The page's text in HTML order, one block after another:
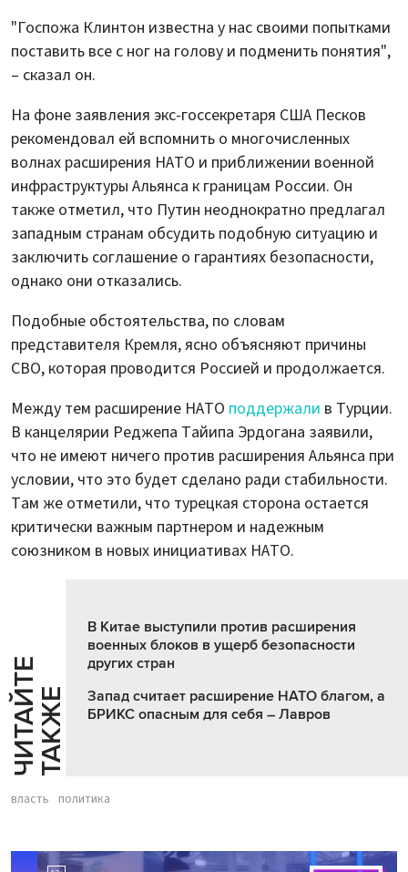
"Госпожа Клинтон известна у нас своими попытками
поставить все с ног на голову и подменить понятия",
– сказал он.
На фоне заявления экс-госсекретаря США Песков
рекомендовал ей вспомнить о многочисленных
волнах расширения НАТО и приближении военной
инфраструктуры Альянса к границам России. Он
также отметил, что Путин неоднократно предлагал
западным странам обсудить подобную ситуацию и
заключить соглашение о гарантиях безопасности,
однако они отказались.
Подобные обстоятельства, по словам
представителя Кремля, ясно объясняют причины
СВО, которая проводится Россией и продолжается.
Между тем расширение НАТО поддержали в Турции.
В канцелярии Реджепа Тайипа Эрдогана заявили,
что не имеют ничего против расширения Альянса при
условии, что это будет сделано ради стабильности.
Там же отметили, что турецкая сторона остается
критически важным партнером и надежным
союзником в новых инициативах НАТО.
Ч
И
Т
АЙ
Т
Е
Т
А
К
ЖЕ
В Китае выступили против расширения
военных блоков в ущерб безопасности
других стран
Запад считает расширение НАТО благом, а
БРИКС опасным для себя – Лавров
власть политика